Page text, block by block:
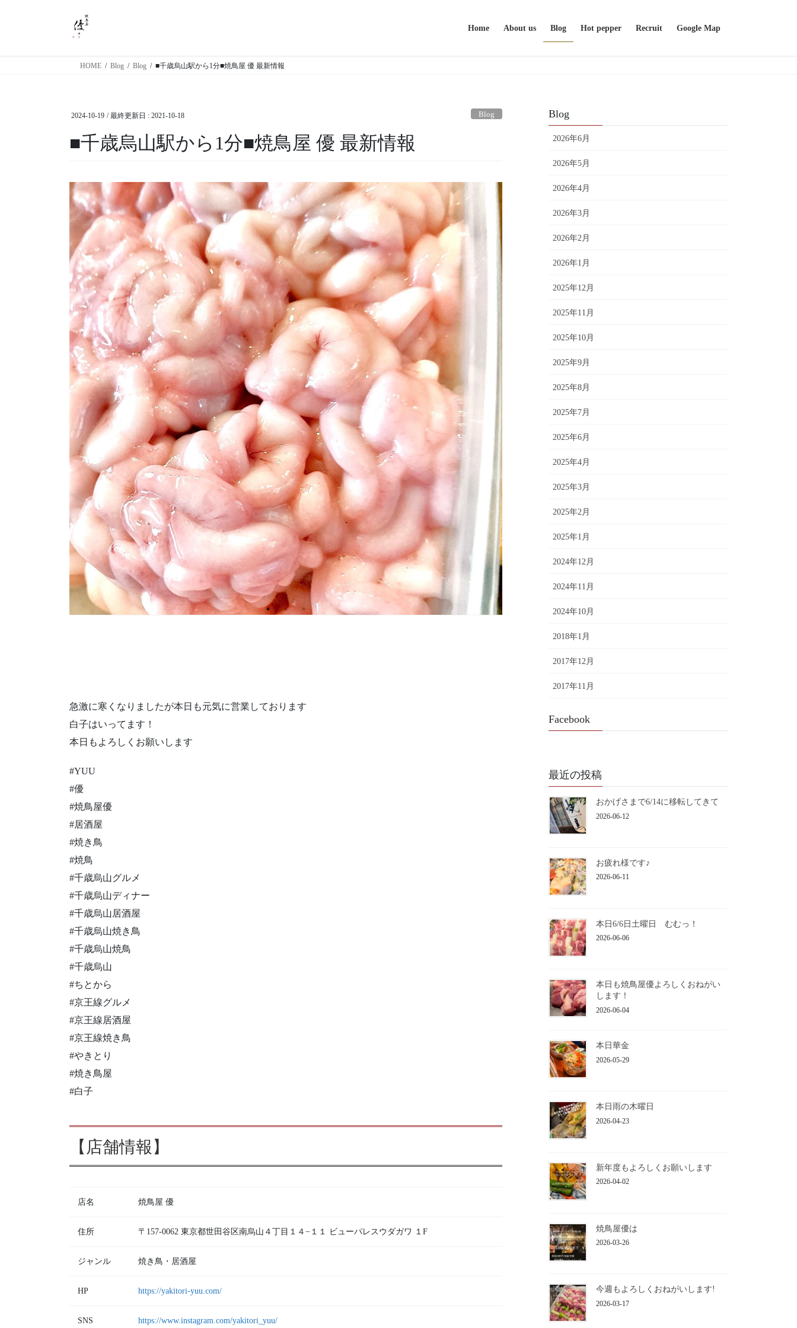
Home About us Blog Hot pepper Recruit Google Map
HOME Blog Blog ■千歳烏山駅から1分■焼鳥屋 優 最新情報
2024-10-19 / 最終更新日 : 2021-10-18 Blog
■千歳烏山駅から1分■焼鳥屋 優 最新情報
急激に寒くなりましたが本日も元気に営業しております️
白子はいってます！
本日もよろしくお願いします
#YUU
#優
#焼鳥屋優
#居酒屋
#焼き鳥
#焼鳥
#千歳烏山グルメ
#千歳烏山ディナー
#千歳烏山居酒屋
#千歳烏山焼き鳥
#千歳烏山焼鳥
#千歳烏山
#ちとから
#京王線グルメ
#京王線居酒屋
#京王線焼き鳥
#やきとり
#焼き鳥屋
#白子
【店舗情報】
店名 焼鳥屋 優
住所 〒157-0062 東京都世田谷区南烏山４丁目１４−１１ ビューパレスウダガワ １F
ジャンル 焼き鳥・居酒屋
HP https://yakitori-yuu.com/
SNS https://www.instagram.com/yakitori_yuu/
Blog
2026年6月
2026年5月
2026年4月
2026年3月
2026年2月
2026年1月
2025年12月
2025年11月
2025年10月
2025年9月
2025年8月
2025年7月
2025年6月
2025年4月
2025年3月
2025年2月
2025年1月
2024年12月
2024年11月
2024年10月
2018年1月
2017年12月
2017年11月
Facebook
最近の投稿
おかげさまで6/14に移転してきて
2026-06-12
お疲れ様です♪
2026-06-11
本日6/6日土曜日 むむっ！
2026-06-06
本日も焼鳥屋優よろしくおねがい
します！
2026-06-04
本日華金
2026-05-29
本日雨の木曜日
2026-04-23
新年度もよろしくお願いします
2026-04-02
焼鳥屋優は
2026-03-26
今週もよろしくおねがいします!
2026-03-17